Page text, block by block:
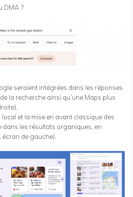
DMA ?
seraient intégrées dans les réponses
la recherche ainsi qu’une Maps plus
local et la mise en avant classique des
dans les résultats organiques, en
écran de gauche).